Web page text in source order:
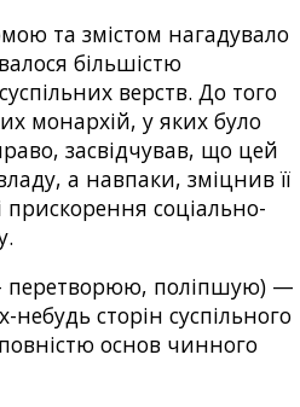
та змістом нагадувало
більшістю
верств. До того
монархій, у яких було
засвідчував, що цей
а навпаки, зміцнив її
прискорення соціально-
перетворюю, поліпшую) —
небудь сторін суспільного
основ чинного